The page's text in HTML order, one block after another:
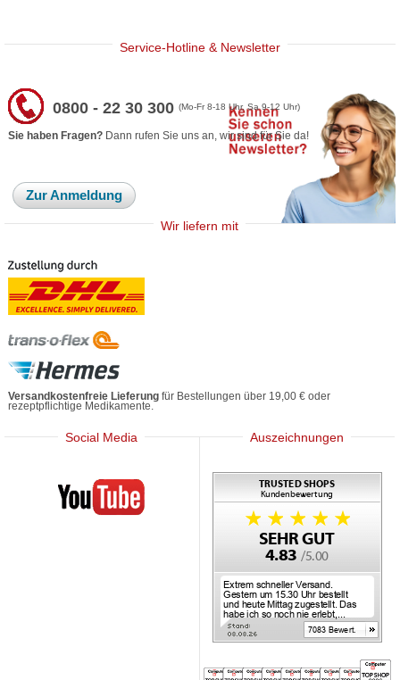
Service-Hotline & Newsletter
0800 - 22 30 300(Mo-Fr 8-18 Uhr, Sa 9-12 Uhr)
Sie haben Fragen? Dann rufen Sie uns an, wir sind für Sie da!
Zur Anmeldung
Wir liefern mit
Versandkostenfreie Lieferung für Bestellungen über 19,00 € oder
rezeptpflichtige Medikamente.
Social Media
Mediherz
Auszeichnungen